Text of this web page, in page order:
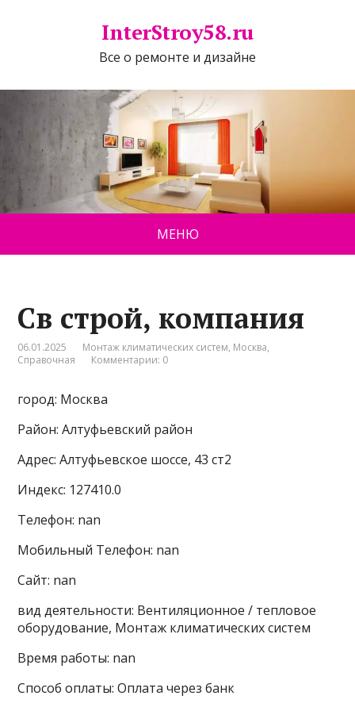
InterStroy58.ru
Все о ремонте и дизайне
МЕНЮ
Св строй, компания
06.01.2025 Монтаж климатических систем, Москва,
Справочная
Комментарии: 0
город: Москва
Район: Алтуфьевский район
Адрес: Алтуфьевское шоссе, 43 ст2
Индекс: 127410.0
Телефон: nan
Мобильный Телефон: nan
Сайт: nan
вид деятельности: Вентиляционное / тепловое
оборудование, Монтаж климатических систем
Время работы: nan
Способ оплаты: Оплата через банк